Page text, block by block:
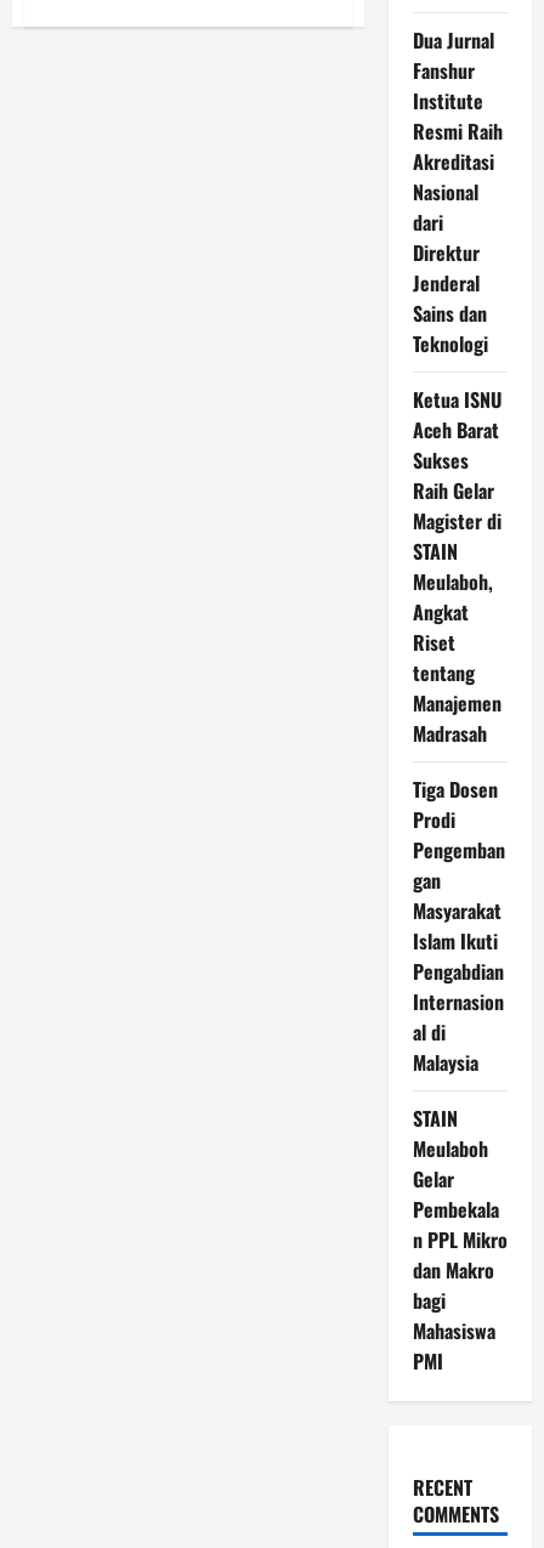
Baca;
Dua Jurnal
Fanshur
Institute
Resmi Raih
Akreditasi
Nasional
dari
Direktur
Jenderal
Sains dan
Teknologi
Ketua ISNU
Aceh Barat
Sukses
Raih Gelar
Magister di
STAIN
Meulaboh,
Angkat
Riset
tentang
Manajemen
Madrasah
Tiga Dosen
Prodi
Pengemban
gan
Masyarakat
Islam Ikuti
Pengabdian
Internasion
al di
Malaysia
STAIN
Meulaboh
Gelar
Pembekala
n PPL Mikro
dan Makro
bagi
Mahasiswa
PMI
RECENT
COMMENTS